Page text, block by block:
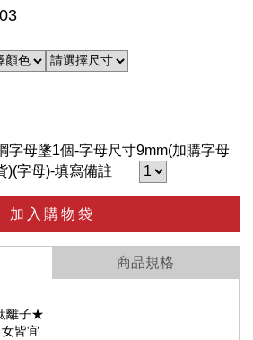
字母墬1個-字母尺寸9mm(加購字母
)(字母)-填寫備註
加入購物袋
商品規格
離子★
皆宜